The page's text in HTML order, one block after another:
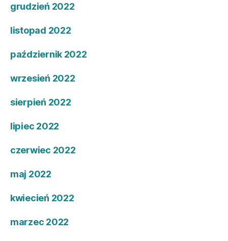
grudzień 2022
listopad 2022
październik 2022
wrzesień 2022
sierpień 2022
lipiec 2022
czerwiec 2022
maj 2022
kwiecień 2022
marzec 2022